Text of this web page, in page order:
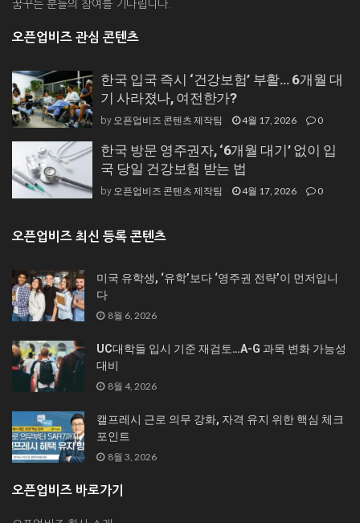
꿈꾸는 분들의 참여를 기다립니다.
오픈업비즈 관심 콘텐츠
한국 입국 즉시 ‘건강보험’ 부활… 6개월 대
기 사라졌나, 여전한가?
by 오픈업비즈 콘텐츠 제작팀 4월 17, 2026 0
한국 방문 영주권자, ‘6개월 대기’ 없이 입
국 당일 건강보험 받는 법
by 오픈업비즈 콘텐츠 제작팀 4월 17, 2026 0
오픈업비즈 최신 등록 콘텐츠
미국 유학생, ‘유학’보다 ‘영주권 전략’이 먼저입니
다
8월 6, 2026
UC대학들 입시 기준 재검토…A-G 과목 변화 가능성
대비
8월 4, 2026
캘프레시 근로 의무 강화, 자격 유지 위한 핵심 체크
포인트
8월 3, 2026
오픈업비즈 바로가기